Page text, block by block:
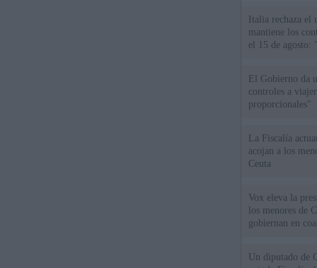
Italia rechaza
mantiene los
el 15 de agosto:
El Gobierno da
controles a
proporcionales"
La Fiscalía
acojan a los
Ceuta
Vox eleva la
los menores de
gobiernan en
Un diputado de